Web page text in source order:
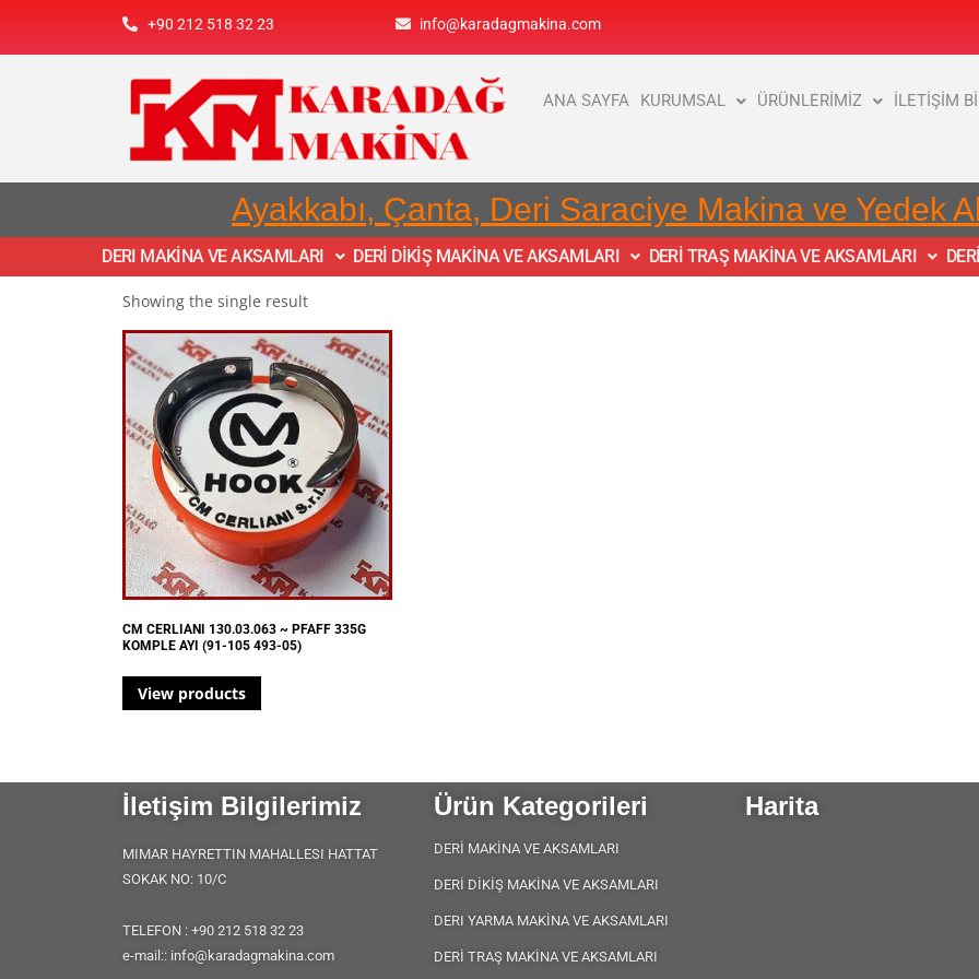
+90 212 518 32 23 info@karadagmakina.com
ANA SAYFA KURUMSAL ÜRÜNLERİMİZ İLETİŞİM
Ayakkabı, Çanta, Deri Saraciye Makina ve Yedek
DERI MAKİNA VE AKSAMLARI DERİ DİKİŞ MAKİNA VE AKSAMLARI DERİ TRAŞ MAKİNA VE AKSAMLARI
Showing the single result
CM CERLIANI 130.03.063 ~ PFAFF 335G
KOMPLE AYI (91-105 493-05)
View products
İletişim Bilgilerimiz
MIMAR HAYRETTIN MAHALLESI HATTAT
SOKAK NO: 10/C
TELEFON : +90 212 518 32 23
e-mail:: info@karadagmakina.com
Ürün Kategorileri
DERİ MAKİNA VE AKSAMLARI
DERİ DİKİŞ MAKİNA VE AKSAMLARI
DERI YARMA MAKİNA VE AKSAMLARI
DERİ TRAŞ MAKİNA VE AKSAMLARI
Harita